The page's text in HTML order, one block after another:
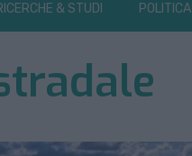
& STUDI POLITICA